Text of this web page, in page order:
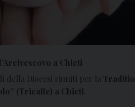
a Chieti
della Diocesi riuniti per la Traditio
(Tricalle) a Chieti.